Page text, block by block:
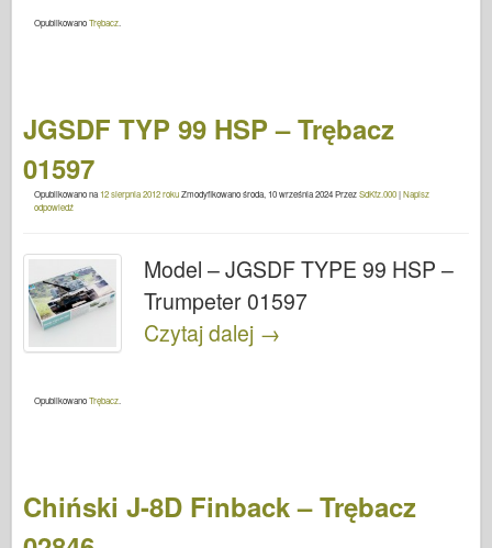
OpublikowanoTrębacz
JGSDF TYP 99 HSP – Trębacz
01597
Opublikowano na 12 sierpnia 2012 rokuZmodyfikowanośroda, 10 września 2024PrzezSdKfz.000|Napisz
odpowiedź
Model – JGSDF TYPE 99 HSP –
Trumpeter 01597
Czytaj dalej →
OpublikowanoTrębacz
Chiński J-8D Finback – Trębacz